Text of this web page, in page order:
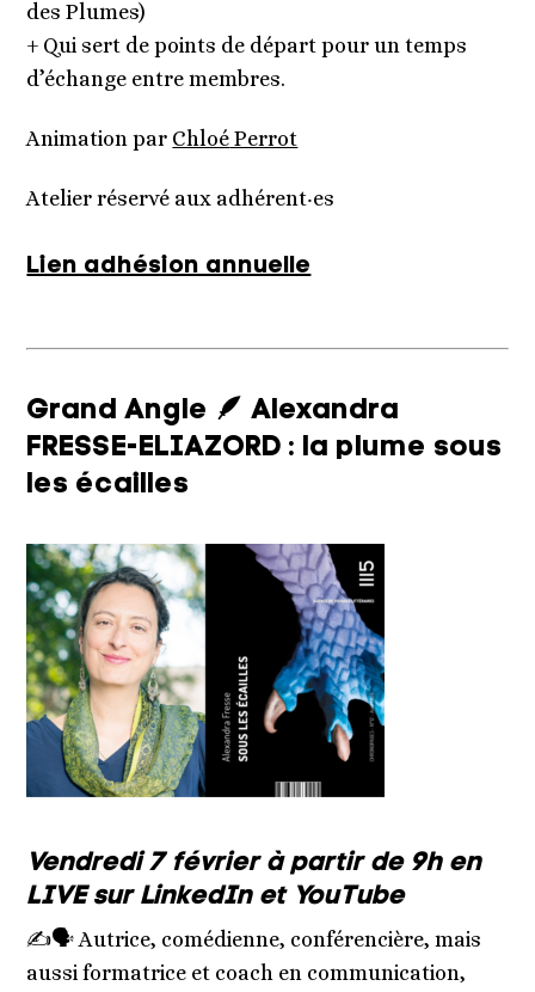
des Plumes)
+ Qui sert de points de départ pour un temps
d’échange entre membres.
Animation par Chloé Perrot
Atelier réservé aux adhérent‧es
Lien adhésion annuelle
Grand Angle 🪶 Alexandra
FRESSE-ELIAZORD : la plume sous
les écailles
Vendredi 7 février à partir de 9h en
LIVE sur LinkedIn et YouTube
✍🗣️ Autrice, comédienne, conférencière, mais
aussi formatrice et coach en communication,